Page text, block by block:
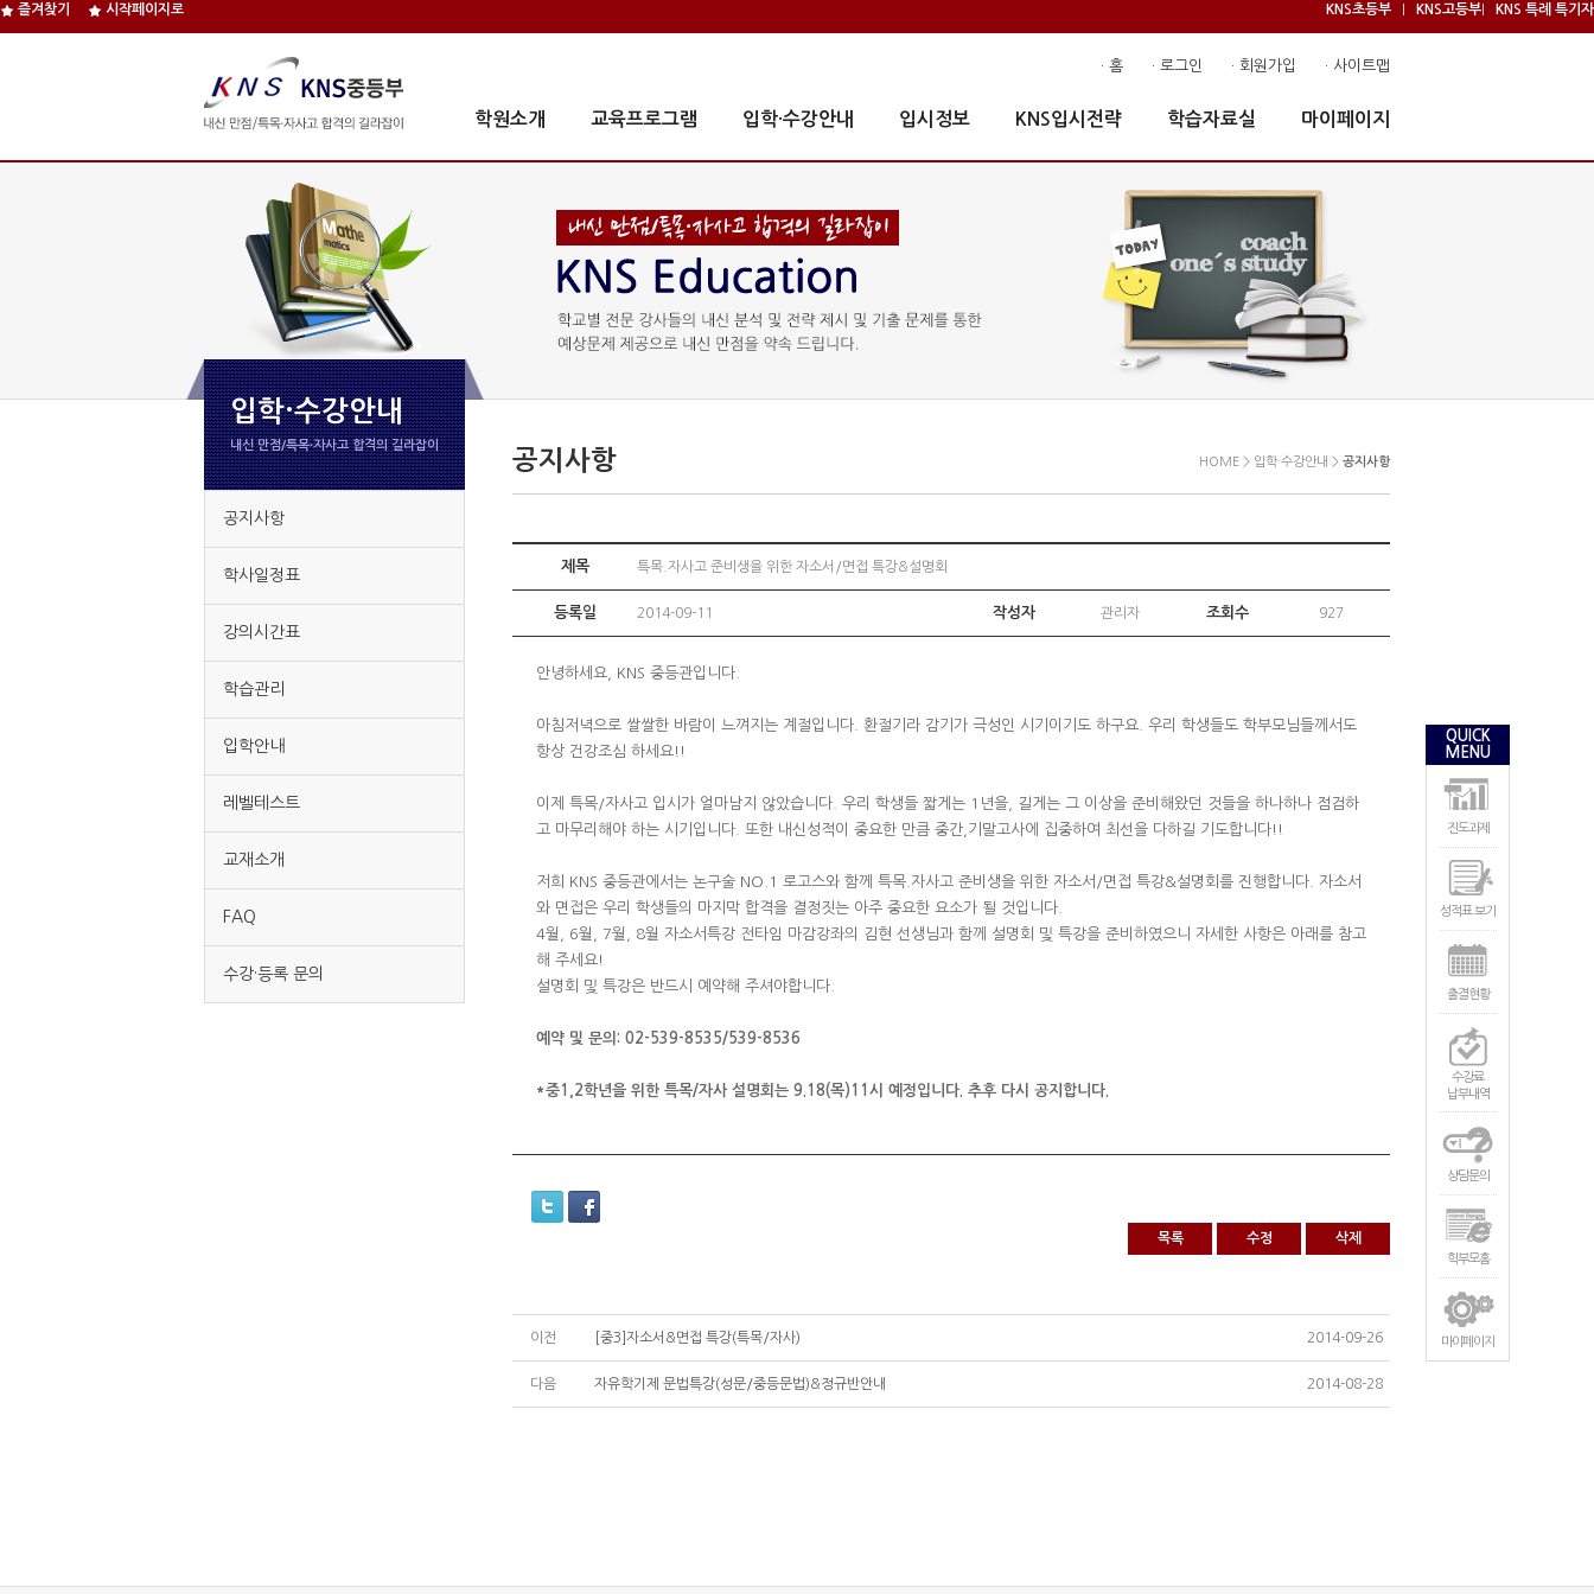
즐겨찾기 시작페이지로 KNS초등부 KNS고등부 KNS 특례 특기자
· 홈 · 로그인 · 회원가입 · 사이트맵
학원소개 교육프로그램 입학·수강안내 입시정보 KNS입시전략 학습자료실 마이페이지
입학·수강안내
내신 만점/특목∙자사고 합격의 길라잡이
공지사항
학사일정표
강의시간표
학습관리
입학안내
레벨테스트
교재소개
FAQ
수강·등록 문의
공지사항 HOME > 입학·수강안내 > 공지사항
제목 특목.자사고 준비생을 위한 자소서/면접 특강&설명회
등록일 2014-09-11 작성자 관리자 조회수 927
안녕하세요, KNS 중등관입니다.
아침저녁으로 쌀쌀한 바람이 느껴지는 계절입니다. 환절기라 감기가 극성인 시기이기도 하구요. 우리 학생들도 학부모님들께서도
항상 건강조심 하세요!!
이제 특목/자사고 입시가 얼마남지 않았습니다. 우리 학생들 짧게는 1년을, 길게는 그 이상을 준비해왔던 것들을 하나하나 점검하
고 마무리해야 하는 시기입니다. 또한 내신성적이 중요한 만큼 중간,기말고사에 집중하여 최선을 다하길 기도합니다!!
저희 KNS 중등관에서는 논구술 NO.1 로고스와 함께 특목.자사고 준비생을 위한 자소서/면접 특강&설명회를 진행합니다. 자소서
와 면접은 우리 학생들의 마지막 합격을 결정짓는 아주 중요한 요소가 될 것입니다.
4월, 6월, 7월, 8월 자소서특강 전타임 마감강좌의 김현 선생님과 함께 설명회 및 특강을 준비하였으니 자세한 사항은 아래를 참고
해 주세요!
설명회 및 특강은 반드시 예약해 주셔야합니다.
예약 및 문의: 02-539-8535/539-8536
*중1,2학년을 위한 특목/자사 설명회는 9.18(목)11시 예정입니다. 추후 다시 공지합니다.
목록 수정 삭제
이전 [중3]자소서&면접 특강(특목/자사) 2014-09-26
다음 자유학기제 문법특강(성문/중등문법)&정규반안내 2014-08-28
QUICK
MENU
진도과제
성적표 보기
출결현황
수강료
납부내역
상담문의
힉부모홈
마이페이지